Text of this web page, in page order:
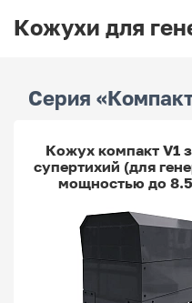
Кожухи для
Серия
Кожух компакт V1
супертихий (для
мощностью до